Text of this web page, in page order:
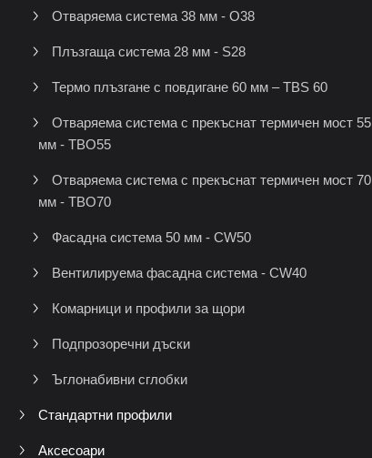
Отваряема система 38 мм - O38
Плъзгаща система 28 мм - S28
Термо плъзгане с повдигане 60 мм – TBS 60
Отваряема система с прекъснат термичен мост 55
мм - TBO55
Отваряема система с прекъснат термичен мост 70
мм - TBO70
Фасадна система 50 мм - CW50
Вентилируема фасадна система - CW40
Комарници и профили за щори
Подпрозоречни дъски
Ъглонабивни сглобки
Стандартни профили
Аксесоари